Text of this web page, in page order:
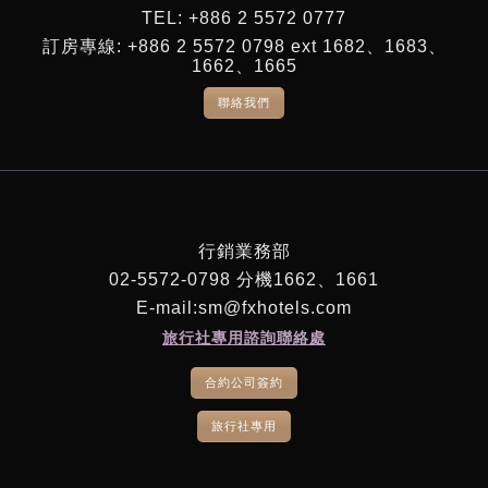
TEL: +886 2 5572 0777
訂房專線: +886 2 5572 0798 ext 1682、1683、
1662、1665
聯絡我們
行銷業務部
02-5572-0798 分機1662、1661
E-mail:sm@fxhotels.com
旅行社專用諮詢聯絡處
合約公司簽約
旅行社專用